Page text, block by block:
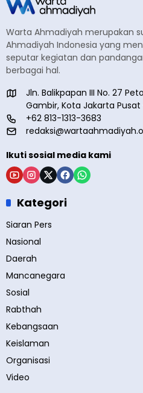
Warta Ahmadiyah merupakan
Ahmadiyah Indonesia yang
seputar kegiatan dan
berbagai hal.
Jln. Balikpapan III No. 27
Gambir, Kota Jakarta Pusat
+62 813-1313-3683
Ikuti sosial media kami
Kategori
Siaran Pers
Nasional
Daerah
Mancanegara
Sosial
Rabthah
Kebangsaan
Keislaman
Organisasi
Video